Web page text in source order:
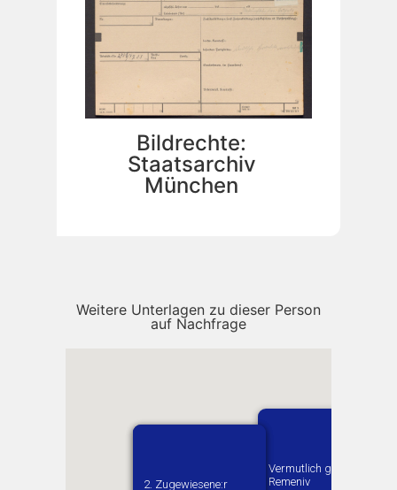
Bildrechte:
Staatsarchiv
München
Weitere Unterlagen zu dieser Person
auf Nachfrage
Vermutlich geboren in
Remeniv
1. Zugewiesene:r
2. Zugewiesene:r